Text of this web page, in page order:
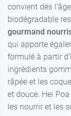
convient dès
biodégradable
gourmand
qui apporte
formulé à partir
ingrédients
râpée et les
et douce. Hei
les nourrir et les